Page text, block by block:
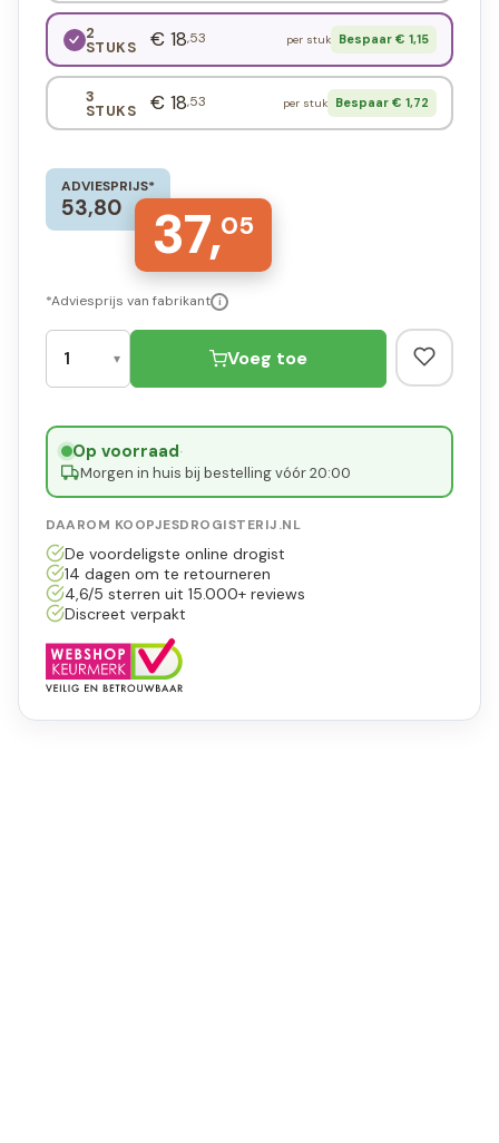
2
STUKS € 18,53 per stuk Bespaar € 1,15
3
STUKS € 18,53 per stuk Bespaar € 1,72
ADVIESPRIJS*
53,80 37,05
*Adviesprijs van fabrikant i
Voeg toe
Op voorraad·
Morgen in huis bij bestelling vóór 20:00
DAAROM KOOPJESDROGISTERIJ.NL
De voordeligste online drogist
14 dagen om te retourneren
4,6/5 sterren uit 15.000+ reviews
Discreet verpakt